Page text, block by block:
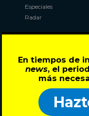
En tiempos de
news, el
más
Especiales
Radar